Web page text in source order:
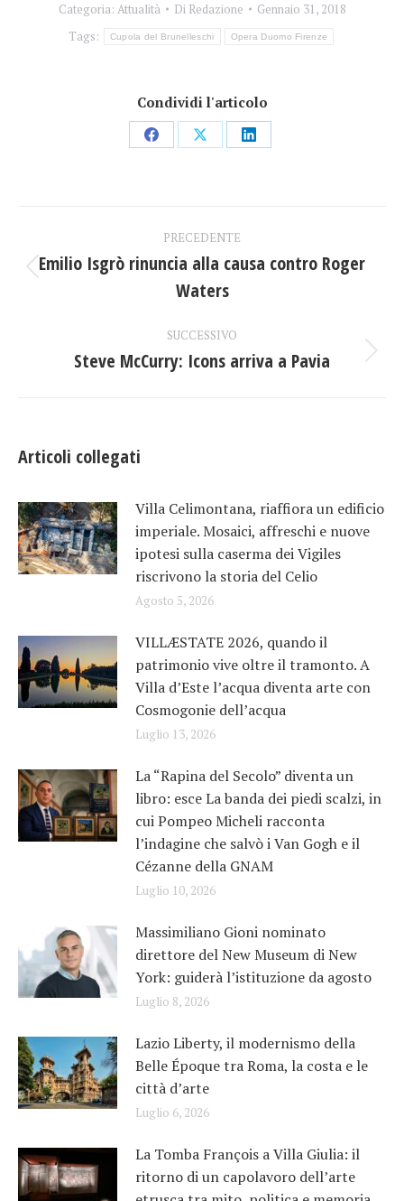
Categoria: Attualità Di Redazione
Gennaio 31, 2018
Tags:
Cupola del Brunelleschi Opera Duomo Firenze
Condividi l'articolo
CondividiCondividiCondividi
tra
PRECEDENTE
Post
precedente:
Emilio Isgrò rinuncia alla causa contro Roger
Waters
SUCCESSIVO
Prossimo
Steve McCurry: Icons arriva a Pavia
Articoli collegati
Villa Celimontana, riaffiora un edificio
imperiale. Mosaici, affreschi e nuove
ipotesi sulla caserma dei Vigiles
riscrivono la storia del Celio
Agosto 5, 2026
VILLÆSTATE 2026, quando il
patrimonio vive oltre il tramonto. A
Villa d’Este l’acqua diventa arte con
Cosmogonie dell’acqua
Luglio 13, 2026
La “Rapina del Secolo” diventa un
libro: esce La banda dei piedi scalzi, in
cui Pompeo Micheli racconta
l’indagine che salvò i Van Gogh e il
Cézanne della GNAM
Luglio 10, 2026
Massimiliano Gioni nominato
direttore del New Museum di New
York: guiderà l’istituzione da agosto
Luglio 8, 2026
Lazio Liberty, il modernismo della
Belle Époque tra Roma, la costa e le
città d’arte
Luglio 6, 2026
La Tomba François a Villa Giulia: il
ritorno di un capolavoro dell’arte